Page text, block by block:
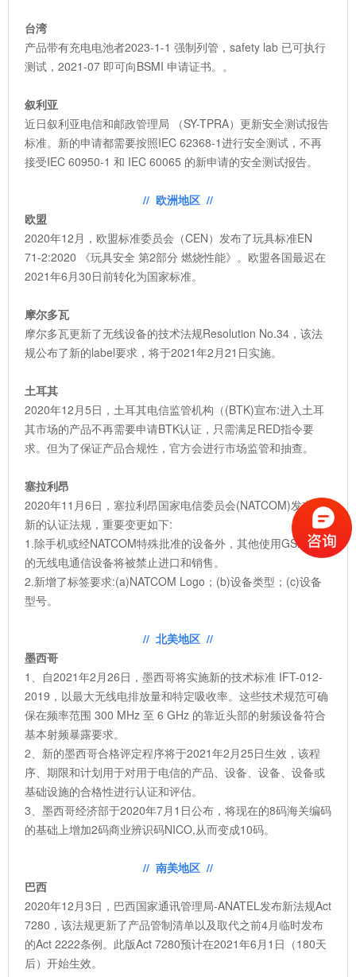
台湾
产品带有充电电池者2023-1-1 强制列管，safety lab 已可执行
测试，2021-07 即可向BSMI 申请证书。。
叙利亚
近日叙利亚电信和邮政管理局 （SY-TPRA）更新安全测试报告
标准。新的申请都需要按照IEC 62368-1进行安全测试，不再
接受IEC 60950-1 和 IEC 60065 的新申请的安全测试报告。
// 欧洲地区 //
欧盟
2020年12月，欧盟标准委员会（CEN）发布了玩具标准EN
71-2:2020 《玩具安全 第2部分 燃烧性能》。欧盟各国最迟在
2021年6月30日前转化为国家标准。
摩尔多瓦
摩尔多瓦更新了无线设备的技术法规Resolution No.34，该法
规公布了新的label要求，将于2021年2月21日实施。
土耳其
2020年12月5日，土耳其电信监管机构（(BTK)宣布:进入土耳
其市场的产品不再需要申请BTK认证，只需满足RED指令要
求。但为了保证产品合规性，官方会进行市场监管和抽查。
塞拉利昂
2020年11月6日，塞拉利昂国家电信委员会(NATCOM)发布了
新的认证法规，重要变更如下:
1.除手机或经NATCOM特殊批准的设备外，其他使用GSM频段
的无线电通信设备将被禁止进口和销售。
2.新增了标签要求:(a)NATCOM Logo；(b)设备类型；(c)设备
型号。
// 北美地区 //
墨西哥
1、自2021年2月26日，墨西哥将实施新的技术标准 IFT-012-
2019，以最大无线电排放量和特定吸收率。这些技术规范可确
保在频率范围 300 MHz 至 6 GHz 的靠近头部的射频设备符合
基本射频暴露要求。
2、新的墨西哥合格评定程序将于2021年2月25日生效，该程
序、期限和计划用于对用于电信的产品、设备、设备、设备或
基础设施的合格性进行认证和评估。
3、墨西哥经济部于2020年7月1日公布，将现在的8码海关编码
的基础上增加2码商业辨识码NICO,从而变成10码。
// 南美地区 //
巴西
2020年12月3日，巴西国家通讯管理局-ANATEL发布新法规Act
7280，该法规更新了产品管制清单以及取代之前4月临时发布
的Act 2222条例。此版Act 7280预计在2021年6月1日（180天
后）开始生效。